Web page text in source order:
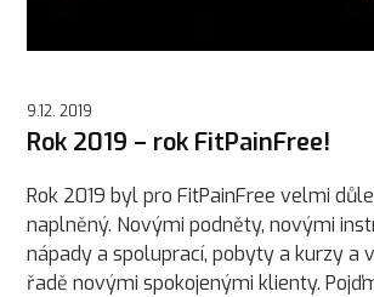
9.12. 2019
Rok 2019 – rok FitPainFree!
Rok 2019 byl pro FitPainFree velmi
naplněný. Novými podněty, novými
nápady a spoluprací, pobyty a kurzy a
řadě novými spokojenými klienty.